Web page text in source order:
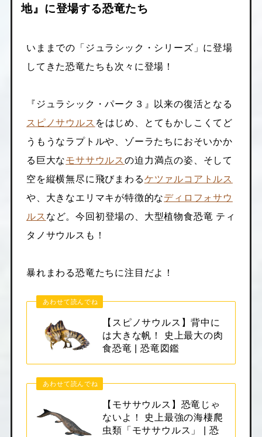
地』に登場する恐竜たち
いままでの「ジュラシック・シリーズ」に登場
してきた恐竜たちも次々に登場！
『ジュラシック・パーク３』以来の復活となる
スピノサウルス をはじめ、とてもかしこくてど
うもうなラプトルや、ゾーラたちにおそいかか
る巨大なモササウルスの迫力満点の姿、そして
空を縦横無尽に飛びまわるケツァルコアトルス
や、大きなエリマキが特徴的なディロフォサウ
ルス など。今回初登場の、大型植物食恐竜 ティ
タノサウルスも！
暴れまわる恐竜たちに注目だよ！
あわせて読んでね
【スピノサウルス】背中に
は大きな帆！ 史上最大の肉
食恐竜 | 恐竜図鑑
あわせて読んでね
【モササウルス】恐竜じゃ
ないよ！ 史上最強の海棲爬
虫類「モササウルス」 | 恐